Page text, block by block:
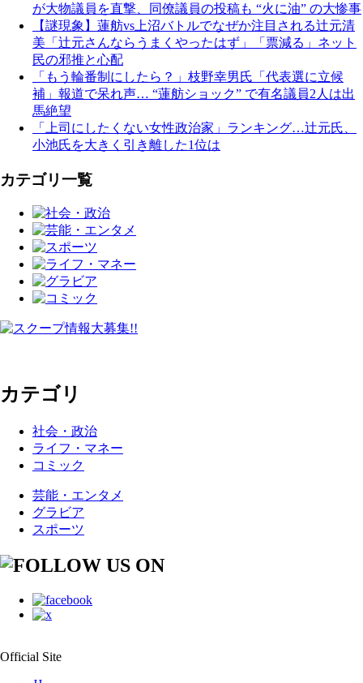
が大物議員を直撃、同僚議員の投稿も “火に油” の大惨事
【謎現象】蓮舫vs上沼バトルでなぜか注目される辻元清
美「辻元さんならうまくやったはず」「票減る」ネット
民の邪推と心配
「もう輪番制にしたら？」枝野幸男氏「代表選に立候
補」報道で呆れ声… “蓮舫ショック” で有名議員2人は出
馬絶望
「上司にしたくない女性政治家」ランキング…辻元氏、
小池氏を大きく引き離した1位は
カテゴリ一覧
カテゴリ
社会・政治
ライフ・マネー
コミック
芸能・エンタメ
グラビア
スポーツ
Official Site